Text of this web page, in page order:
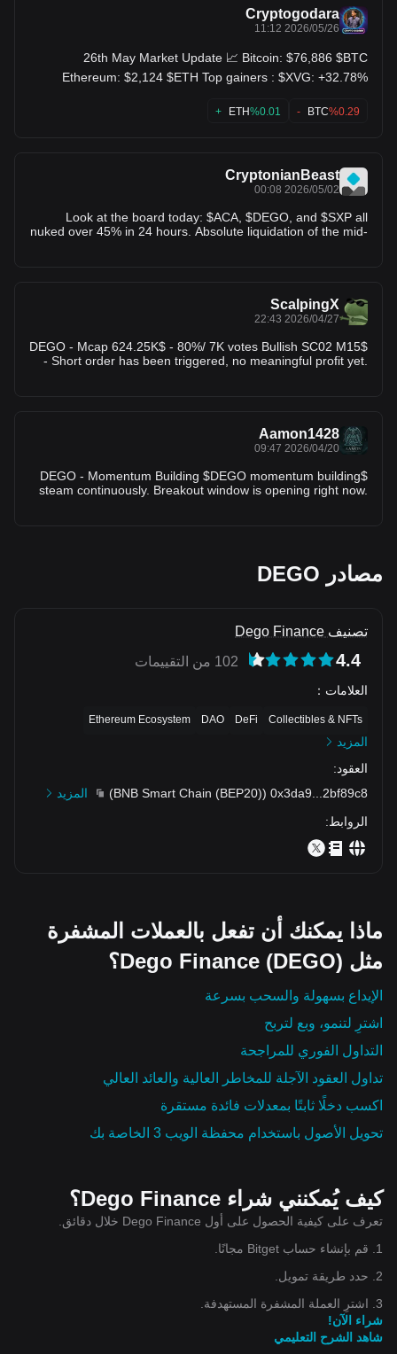
Cryptogodara
2026/05/26 11:12
26th May Market Update 📈 Bitcoin: $76,886 $BTC
Ethereum: $2,124 $ETH Top gainers : $XVG: +32.78%
-48.14% $MEW: -26.87% $ICX: -18.44%
BTC%0.29-
ETH%0.01+
CryptonianBeast
2026/05/02 00:08
Look at the board today: $ACA, $DEGO, and $SXP all
nuked over 45% in 24 hours. Absolute liquidation of the mid-
ScalpingX
2026/04/27 22:43
$DEGO - Mcap 624.25K$ - 80%/ 7K votes Bullish SC02 M15
- Short order has been triggered, no meaningful profit yet.
resistance zone, there is a high probability that the trend will
reverse to the upside.
Aamon1428
2026/04/20 09:47
$DEGO - Momentum Building $DEGO momentum building
steam continuously. Breakout window is opening right now.
validating that trend is developing here. Setup quality is
(+ 4.5%) Target 2: $0.136920 (+ -8.4%) Target 3: $0.127097
Trading this type of setup is how wealth builds. Technical
trading setup. Action time is now. #TechnicalAnalysis
مصادر DEGO
تصنيف Dego Finance
4.4 102 من التقييمات
العلامات ：
Collectibles & NFTs
DeFi
DAO
Ethereum Ecosystem
المزيد
العقود:
0x3da9
2bf89c8
(
BNB Smart Chain (BEP20)
)
المزيد
الروابط:
ماذا يمكنك أن تفعل بالعملات المشفرة
مثل Dego Finance (DEGO)؟
الإيداع بسهولة والسحب بسرعة
اشترِ لتنمو، وبع لتربح
التداول الفوري للمراجحة
تداول العقود الآجلة للمخاطر العالية والعائد العالي
اكسب دخلًا ثابتًا بمعدلات فائدة مستقرة
تحويل الأصول باستخدام محفظة الويب 3 الخاصة بك
كيف يُمكنني شراء Dego Finance؟
تعرف على كيفية الحصول على أول Dego Finance خلال دقائق.
1. قم بإنشاء حساب Bitget مجانًا.
2. حدد طريقة تمويل.
3. اشترِ العملة المشفرة المستهدفة.
شراء الآن!
شاهد الشرح التعليمي